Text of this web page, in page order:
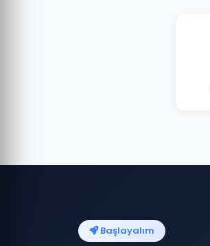
Başlayalım